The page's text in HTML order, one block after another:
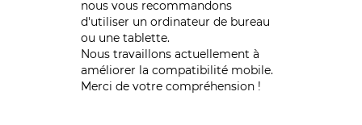
nous vous recommandons
d'utiliser un ordinateur de bureau
ou une tablette.
Nous travaillons actuellement à
améliorer la compatibilité mobile.
Merci de votre compréhension !